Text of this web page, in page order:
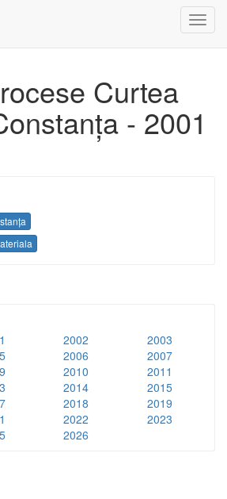
Curtea
- 2001
2002
2003
2006
2007
2010
2011
2014
2015
2018
2019
2022
2023
2026